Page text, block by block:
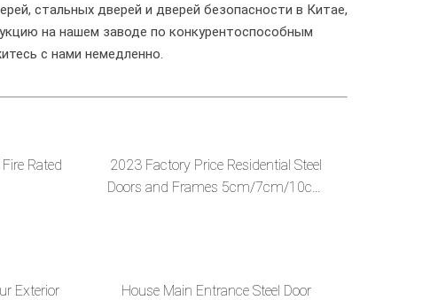
стальных дверей и дверей безопасности в Китае,
на нашем заводе по конкурентоспособным
с нами немедленно.
Rated
2023 Factory Price Residential Steel
Doors and Frames 5cm/7cm/10cm
Exterior
House Main Entrance Steel Door